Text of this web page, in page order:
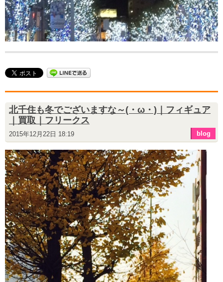
北千住も冬でございますな～(・ω・)｜フィギュア
｜買取｜フリークス
2015年12月22日 18:19 blog